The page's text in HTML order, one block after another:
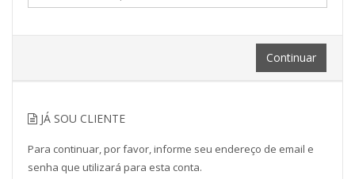
Continuar
JÁ SOU CLIENTE
Para continuar, por favor, informe seu endereço de email e
senha que utilizará para esta conta.